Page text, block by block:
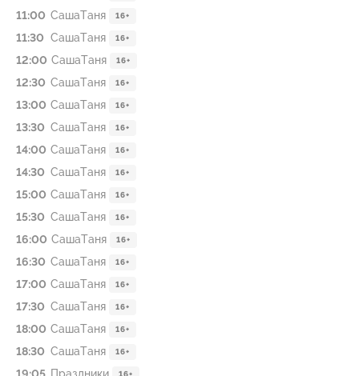
11:00 СашаТаня 16+
11:30 СашаТаня 16+
12:00 СашаТаня 16+
12:30 СашаТаня 16+
13:00 СашаТаня 16+
13:30 СашаТаня 16+
14:00 СашаТаня 16+
14:30 СашаТаня 16+
15:00 СашаТаня 16+
15:30 СашаТаня 16+
16:00 СашаТаня 16+
16:30 СашаТаня 16+
17:00 СашаТаня 16+
17:30 СашаТаня 16+
18:00 СашаТаня 16+
18:30 СашаТаня 16+
16+